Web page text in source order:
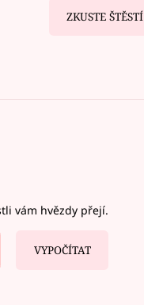
ZKUSTE ŠTĚSTÍ
vám hvězdy přejí.
VYPOČÍTAT